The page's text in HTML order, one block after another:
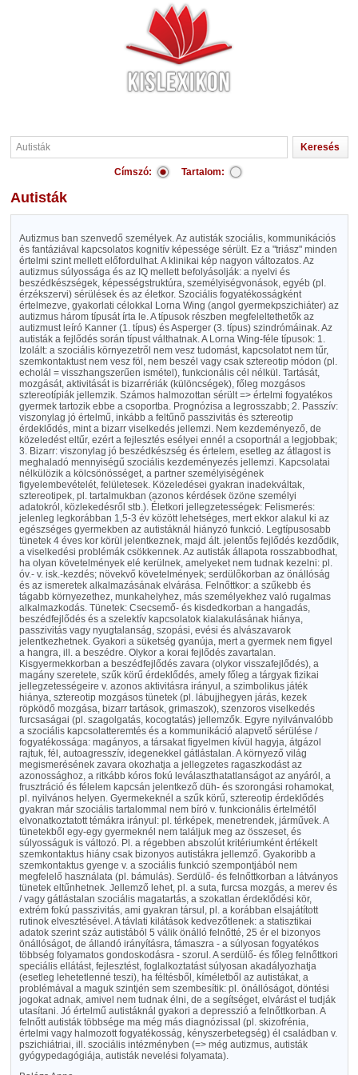
Címszó: Tartalom:
Autisták
Autizmus ban szenvedő személyek. Az autisták szociális, kommunikációs
és fantáziával kapcsolatos kognitív képessége sérült. Ez a "triász" minden
értelmi szint mellett előfordulhat. A klinikai kép nagyon változatos. Az
autizmus súlyossága és az IQ mellett befolyásolják: a nyelvi és
beszédkészségek, képességstruktúra, személyiségvonások, egyéb (pl.
érzékszervi) sérülések és az életkor. Szociális fogyatékosságként
értelmezve, gyakorlati célokkal Lorna Wing (angol gyermekpszichiáter) az
autizmus három típusát írta le. A típusok részben megfeleltethetők az
autizmust leíró Kanner (1. típus) és Asperger (3. típus) szindrómáinak. Az
autisták a fejlődés során típust válthatnak. A Lorna Wing-féle típusok: 1.
Izolált: a szociális környezetről nem vesz tudomást, kapcsolatot nem tűr,
szemkontaktust nem vesz föl, nem beszél vagy csak sztereotip módon (pl.
echolál = visszhangszerűen ismétel), funkcionális cél nélkül. Tartását,
mozgását, aktivitását is bizarrériák (különcségek), főleg mozgásos
sztereotípiák jellemzik. Számos halmozottan sérült => értelmi fogyatékos
gyermek tartozik ebbe a csoportba. Prognózisa a legrosszabb; 2. Passzív:
viszonylag jó értelmű, inkább a feltűnő passzivitás és sztereotip
érdeklődés, mint a bizarr viselkedés jellemzi. Nem kezdeményező, de
közeledést eltűr, ezért a fejlesztés esélyei ennél a csoportnál a legjobbak;
3. Bizarr: viszonylag jó beszédkészség és értelem, esetleg az átlagost is
meghaladó mennyiségű szociális kezdeményezés jellemzi. Kapcsolatai
nélkülözik a kölcsönösséget, a partner személyiségének
figyelembevételét, felületesek. Közeledései gyakran inadekváltak,
sztereotipek, pl. tartalmukban (azonos kérdések özöne személyi
adatokról, közlekedésről stb.). Életkori jellegzetességek: Felismerés:
jelenleg legkorábban 1,5-3 év között lehetséges, mert ekkor alakul ki az
egészséges gyermekben az autistáknál hiányzó funkció. Legtípusosabb
tünetek 4 éves kor körül jelentkeznek, majd ált. jelentős fejlődés kezdődik,
a viselkedési problémák csökkennek. Az autisták állapota rosszabbodhat,
ha olyan követelmények elé kerülnek, amelyeket nem tudnak kezelni: pl.
óv.- v. isk.-kezdés; növekvő követelmények; serdülőkorban az önállóság
és az ismeretek alkalmazásának elvárása. Felnőttkor: a szűkebb és
tágabb környezethez, munkahelyhez, más személyekhez való rugalmas
alkalmazkodás. Tünetek: Csecsemő- és kisdedkorban a hangadás,
beszédfejlődés és a szelektív kapcsolatok kialakulásának hiánya,
passzivitás vagy nyugtalanság, szopási, evési és alvászavarok
jelentkezhetnek. Gyakori a süketség gyanúja, mert a gyermek nem figyel
a hangra, ill. a beszédre. Olykor a korai fejlődés zavartalan.
Kisgyermekkorban a beszédfejlődés zavara (olykor visszafejlődés), a
magány szeretete, szűk körű érdeklődés, amely főleg a tárgyak fizikai
jellegzetességeire v. azonos aktivitásra irányul, a szimbolikus játék
hiánya, sztereotip mozgásos tünetek (pl. lábujjhegyen járás, kezek
röpködő mozgása, bizarr tartások, grimaszok), szenzoros viselkedés
furcsaságai (pl. szagolgatás, kocogtatás) jellemzők. Egyre nyilvánvalóbb
a szociális kapcsolatteremtés és a kommunikáció alapvető sérülése /
fogyatékossága: magányos, a társakat figyelmen kívül hagyja, átgázol
rajtuk, fél, autoagresszív, idegenekkel gátlástalan. A környező világ
megismerésének zavara okozhatja a jellegzetes ragaszkodást az
azonossághoz, a ritkább kóros fokú leválaszthatatlanságot az anyáról, a
frusztráció és félelem kapcsán jelentkező düh- és szorongási rohamokat,
pl. nyilvános helyen. Gyermekeknél a szűk körű, sztereotip érdeklődés
gyakran már szociális tartalommal nem bíró v. funkcionális értelmétől
elvonatkoztatott témákra irányul: pl. térképek, menetrendek, járművek. A
tünetekből egy-egy gyermeknél nem találjuk meg az összeset, és
súlyosságuk is változó. Pl. a régebben abszolút kritériumként értékelt
szemkontaktus hiány csak bizonyos autistákra jellemző. Gyakoribb a
szemkontaktus gyenge v. a szociális funkció szempontjából nem
megfelelő használata (pl. bámulás). Serdülő- és felnőttkorban a látványos
tünetek eltűnhetnek. Jellemző lehet, pl. a suta, furcsa mozgás, a merev és
/ vagy gátlástalan szociális magatartás, a szokatlan érdeklődési kör,
extrém fokú passzivitás, ami gyakran társul, pl. a korábban elsajátított
rutinok elvesztésével. A távlati kilátások kedvezőtlenek: a statisztikai
adatok szerint száz autistából 5 válik önálló felnőtté, 25 ér el bizonyos
önállóságot, de állandó irányításra, támaszra - a súlyosan fogyatékos
többség folyamatos gondoskodásra - szorul. A serdülő- és főleg felnőttkori
speciális ellátást, fejlesztést, foglalkoztatást súlyosan akadályozhatja
(esetleg lehetetlenné teszi), ha féltésből, kíméletből az autistákat, a
problémával a maguk szintjén sem szembesítik: pl. önállóságot, döntési
jogokat adnak, amivel nem tudnak élni, de a segítséget, elvárást el tudják
utasítani. Jó értelmű autistáknál gyakori a depresszió a felnőttkorban. A
felnőtt autisták többsége ma még más diagnózissal (pl. skizofrénia,
értelmi vagy halmozott fogyatékosság, kényszerbetegség) él családban v.
pszichiátriai, ill. szociális intézményben (=> még autizmus, autisták
gyógypedagógiája, autisták nevelési folyamata).